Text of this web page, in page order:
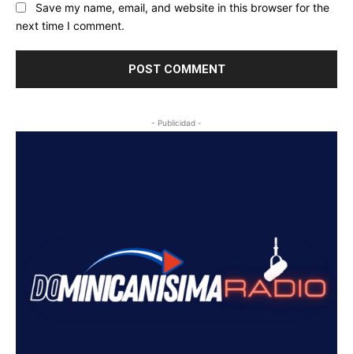
Save my name, email, and website in this browser for the
next time I comment.
- Publicidad -